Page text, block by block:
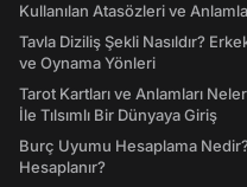
Kullanılan Atasözleri ve
Tavla Diziliş Şekli Nasıldır?
ve Oynama Yönleri
Tarot Kartları ve Anlamları
İle Tılsımlı Bir Dünyaya Giriş
Burç Uyumu Hesaplama
Hesaplanır?